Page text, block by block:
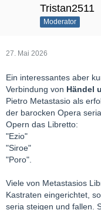
Tristan2511
Moderator
27. Mai 2026
Ein interessantes aber
Verbindung von Händel
Pietro Metastasio als
der barocken Opera
Opern das Libretto:
"Ezio"
"Siroe"
"Poro".
Viele von Metastasios
Kastraten eingerichtet,
seria steigen und fallen.